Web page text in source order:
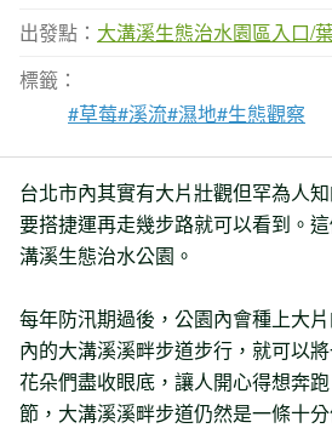
出發點： 大溝溪生態治水園區入口/
標籤：
#草莓#溪流#濕地#生態觀察
台北市內其實有大片壯觀但罕為人
要搭捷運再走幾步路就可以看到。
溝溪生態治水公園。
每年防汛期過後，公園內會種上大
內的大溝溪溪畔步道步行，就可以
花朵們盡收眼底，讓人開心得想奔
節，大溝溪溪畔步道仍然是一條十